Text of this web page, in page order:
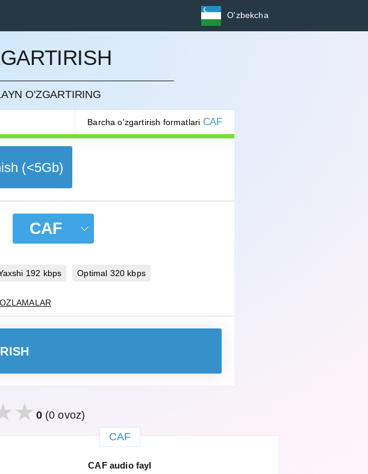
O'zbekcha
O'ZGARTIRING
Barcha o'zgartirish formatlari CAF
(<5Gb)
CAF
192 kbps Optimal 320 kbps
0(0 ovoz)
CAF
CAF audio fayl